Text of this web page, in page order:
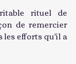
rituel de
de remercier
les efforts qu'il a